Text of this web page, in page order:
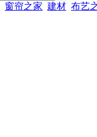
窗帘之家 建材 布艺